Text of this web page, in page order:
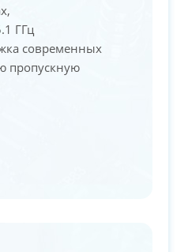
ГГц
современных
пропускную